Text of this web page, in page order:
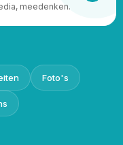
meedenken.
Foto's